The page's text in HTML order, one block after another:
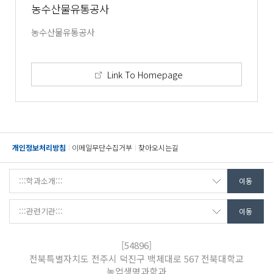
농수산물유통공사
농수산물유통공사
Link To Homepage
개인정보처리방침 이메일무단수집거부 찾아오시는길
[54896]
전북특별자치도 전주시 덕진구 백제대로 567 전북대학교
농업생명과학과